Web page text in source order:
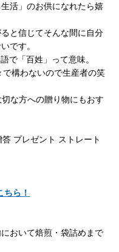
活」のお供になれたら嬉
と信じてそんな間に自分
です。
で「百姓」って意味。
構わないので生産者の笑
な方への贈り物にもおす
プレゼント ストレート
ら！
おいて焙煎・袋詰めまで